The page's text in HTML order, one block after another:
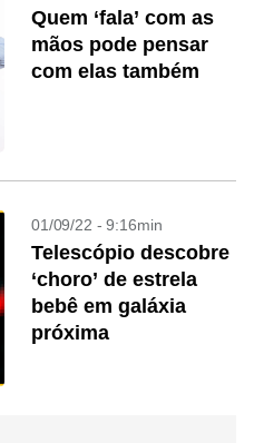
Quem ‘fala’ com as
mãos pode pensar
com elas também
01/09/22 - 9:16min
Telescópio descobre
‘choro’ de estrela
bebê em galáxia
próxima